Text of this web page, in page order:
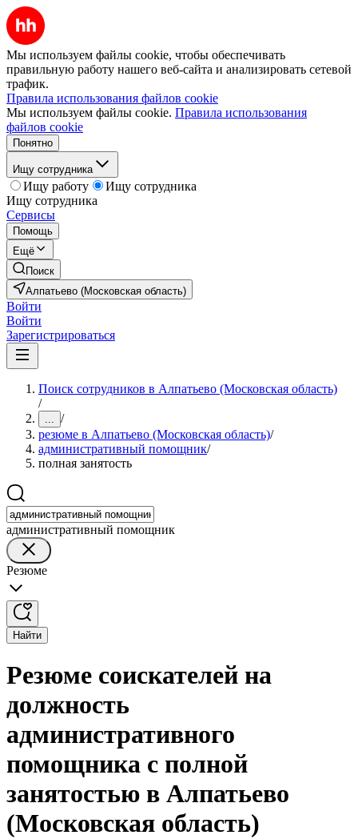
Мы используем файлы cookie, чтобы обеспечивать
правильную работу нашего веб-сайта и анализировать сетевой
трафик.
Правила использования файлов cookie
Мы используем файлы cookie. Правила использования
файлов cookie
Понятно
Ищу сотрудника
Ищу работу
Ищу сотрудника
Ищу сотрудника
Сервисы
Помощь
Ещё
Поиск
Алпатьево (Московская область)
Войти
Войти
Зарегистрироваться
Поиск сотрудников в Алпатьево (Московская область)
/
... /
резюме в Алпатьево (Московская область)/
административный помощник/
полная занятость
административный помощник
Резюме
Найти
Резюме соискателей на
должность
административного
помощника с полной
занятостью в Алпатьево
(Московская область)